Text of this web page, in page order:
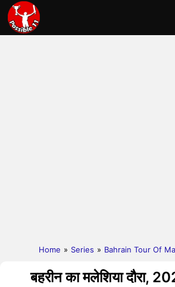
Home » Series » Bahrain Tour Of
बहरीन का मलेशिया दौरा,